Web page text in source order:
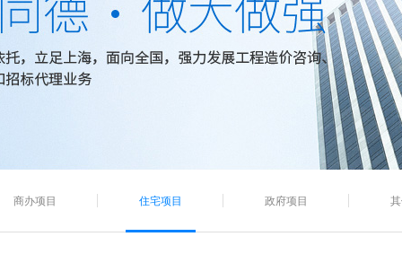
商办项目 住宅项目 政府项目